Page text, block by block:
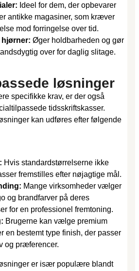
Ideel for dem, der opbevarer
antikke magasiner, som kræver
mod forringelse over tid.
Øger holdbarheden og gør
over for daglig slitage.
løsninger
specifikke krav, er der også
tidsskriftskasser.
kan udføres efter følgende
Hvis standardstørrelserne ikke
fremstilles efter nøjagtige mål.
Mange virksomheder vælger
og brandfarver på deres
for en professionel fremtoning.
Brugerne kan vælge premium
en bestemt type finish, der passer
og præferencer.
er især populære blandt